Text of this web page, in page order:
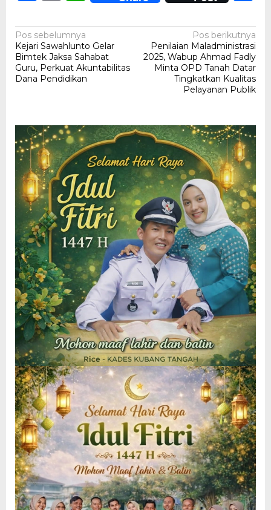
Navigasi
pos
Pos sebelumnya
Kejari Sawahlunto Gelar
Bimtek Jaksa Sahabat
Guru, Perkuat Akuntabilitas
Dana Pendidikan
Pos berikutnya
Penilaian Maladministrasi
2025, Wabup Ahmad Fadly
Minta OPD Tanah Datar
Tingkatkan Kualitas
Pelayanan Publik